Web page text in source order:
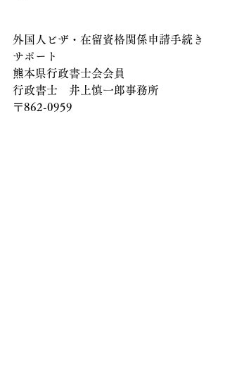
外国人ビザ・在留資格関係申請手続き
サポート
熊本県行政書士会会員
行政書士　井上慎一郎事務所
〒862-0959